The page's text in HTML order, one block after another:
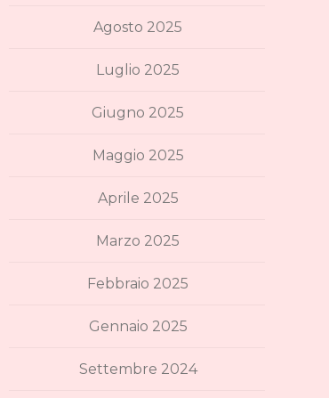
Agosto 2025
Luglio 2025
Giugno 2025
Maggio 2025
Aprile 2025
Marzo 2025
Febbraio 2025
Gennaio 2025
Settembre 2024